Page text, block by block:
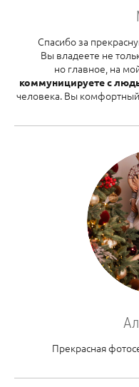
Спасибо за
Вы владеете не
но главное, на
коммуницируете с
человека. Вы комфортный
Прекрасная